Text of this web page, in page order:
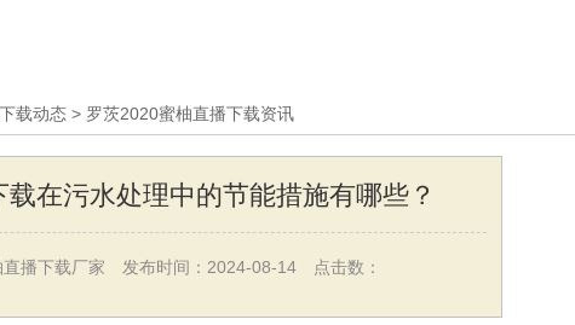
载动态 > 罗茨2020蜜柚直播下载资讯
载在污水处理中的节能措施有哪些？
播下载厂家 发布时间：2024-08-14 点击数：